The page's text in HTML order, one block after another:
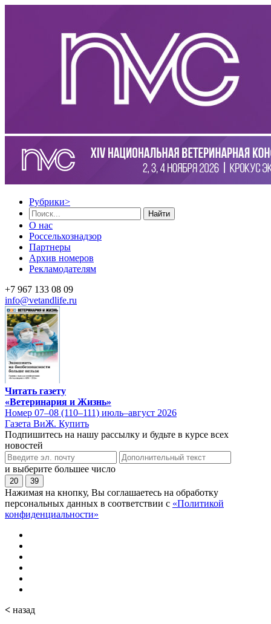
Рубрики>
Найти
О нас
Россельхознадзор
Партнеры
Архив номеров
Рекламодателям
+7 967 133 08 09
info@vetandlife.ru
Читать газету
«Ветеринария и Жизнь»
Номер 07–08 (110–111) июль–август 2026
Газета ВиЖ. Купить
Подпишитесь на нашу рассылку и будьте в курсе всех
новостей
и выберите большее число
20 39
Нажимая на кнопку, Вы соглашаетесь на обработку
персональных данных в соответствии с «Политикой
конфиденциальности»
< назад